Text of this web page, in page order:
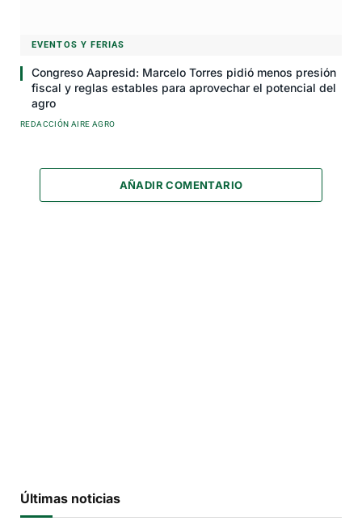
EVENTOS Y FERIAS
Congreso Aapresid: Marcelo Torres pidió menos presión
fiscal y reglas estables para aprovechar el potencial del
agro
REDACCIÓN AIRE AGRO
AÑADIR COMENTARIO
Últimas noticias